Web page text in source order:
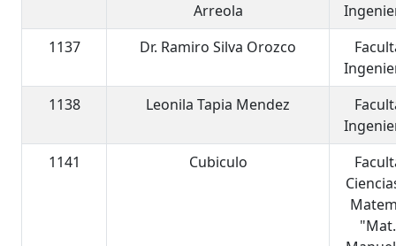
Arreola
1137
Dr. Ramiro Silva Orozco
1138
Leonila Tapia Mendez
1141
Cubiculo